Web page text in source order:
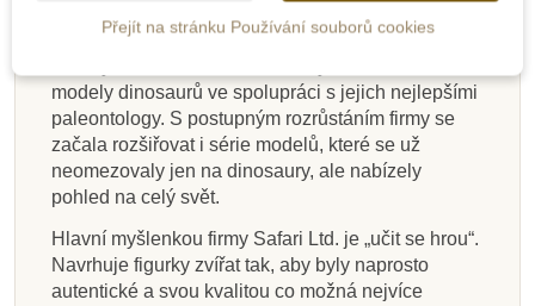
smlouvu s Carnegie Museum of Natural
modely dinosaurů ve spolupráci s jejich nejlepšími
paleontology. S postupným rozrůstáním firmy se
začala rozšiřovat i série modelů, které se už
neomezovaly jen na dinosaury, ale nabízely
pohled na celý svět.
Hlavní myšlenkou firmy Safari Ltd. je „učit se hrou“.
Navrhuje figurky zvířat tak, aby byly naprosto
autentické a svou kvalitou co možná nejvíce
Přejít na stránku Používání souborů cookies